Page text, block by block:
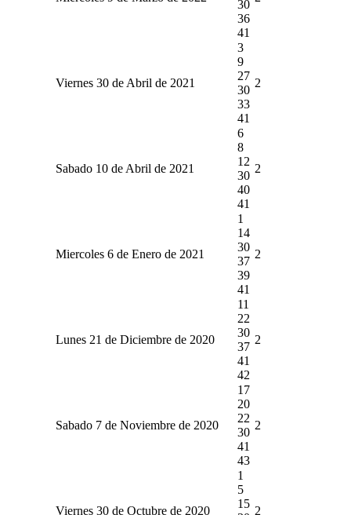
30
36
41
Viernes 30 de Abril de 2021
3
9
27
30
33
41
2
Sabado 10 de Abril de 2021
6
8
12
30
40
41
2
Miercoles 6 de Enero de 2021
1
14
30
37
39
41
2
Lunes 21 de Diciembre de 2020
11
22
30
37
41
42
2
Sabado 7 de Noviembre de 2020
17
20
22
30
41
43
2
Viernes 30 de Octubre de 2020
1
5
15
2